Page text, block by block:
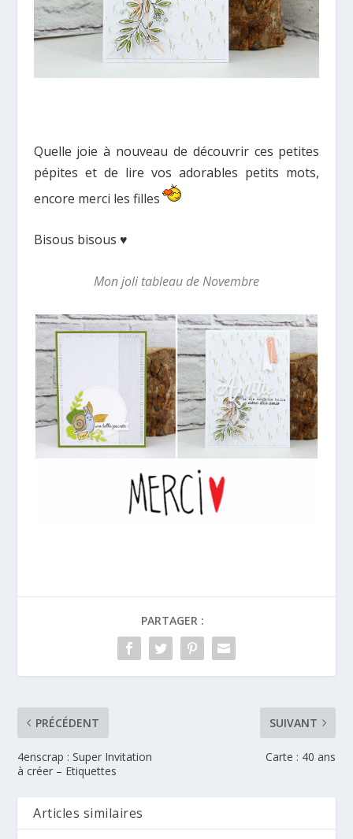
Quelle joie à nouveau de découvrir ces petites
pépites et de lire vos adorables petits mots,
encore merci les filles
Bisous bisous ♥
Mon joli tableau de Novembre
PARTAGER :
PRÉCÉDENT
4enscrap : Super Invitation
à créer – Etiquettes
SUIVANT
Carte : 40 ans
Articles similaires